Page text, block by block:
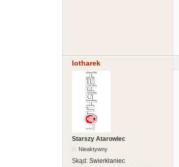
lotharek
Starszy Atarowiec
Nieaktywny
Skąd: Swierklaniec